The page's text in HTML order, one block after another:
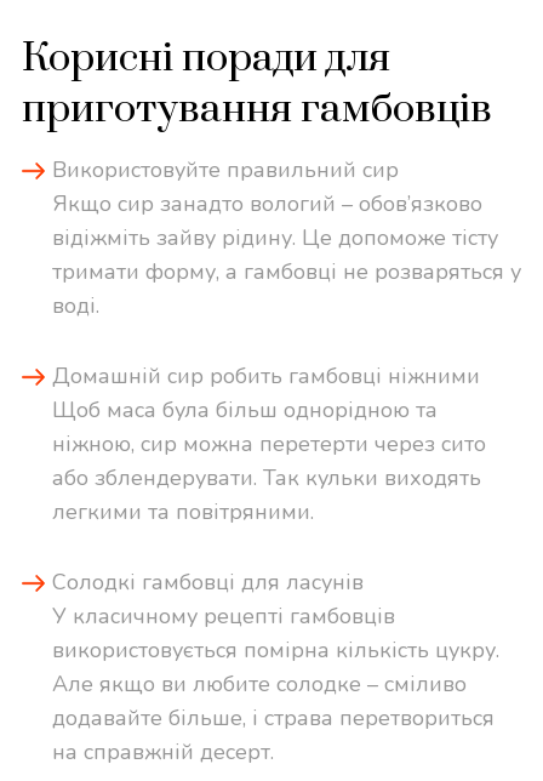
Корисні поради для
приготування гамбовців
Використовуйте правильний сир
Якщо сир занадто вологий – обов’язково
відіжміть зайву рідину. Це допоможе тісту
тримати форму, а гамбовці не розваряться у
воді.
Домашній сир робить гамбовці ніжними
Щоб маса була більш однорідною та
ніжною, сир можна перетерти через сито
або зблендерувати. Так кульки виходять
легкими та повітряними.
Солодкі гамбовці для ласунів
У класичному рецепті гамбовців
використовується помірна кількість цукру.
Але якщо ви любите солодке – сміливо
додавайте більше, і страва перетвориться
на справжній десерт.